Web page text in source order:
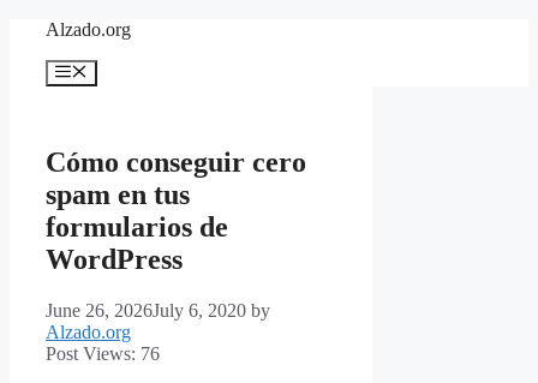
content
Alzado.org
Menu
Cómo conseguir cero
spam en tus
formularios de
WordPress
June 26, 2026July 6, 2020 by
Alzado.org
Post Views: 76